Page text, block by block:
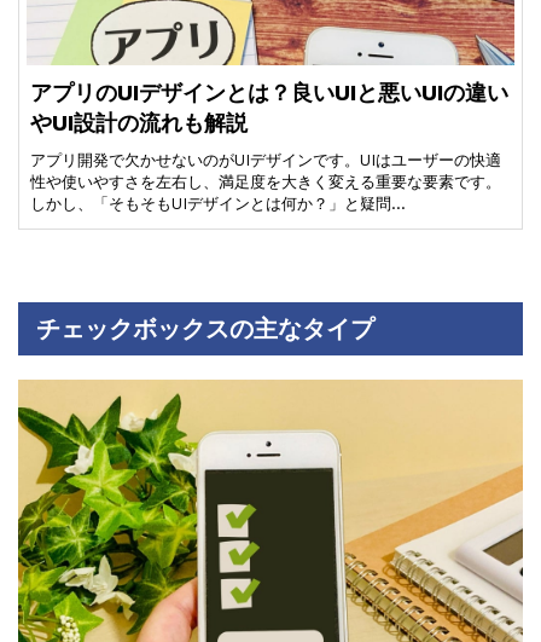
アプリのUIデザインとは？良いUIと悪いUIの違い
やUI設計の流れも解説
アプリ開発で欠かせないのがUIデザインです。UIはユーザーの快適
性や使いやすさを左右し、満足度を大きく変える重要な要素です。
しかし、「そもそもUIデザインとは何か？」と疑問…
チェックボックスの主なタイプ